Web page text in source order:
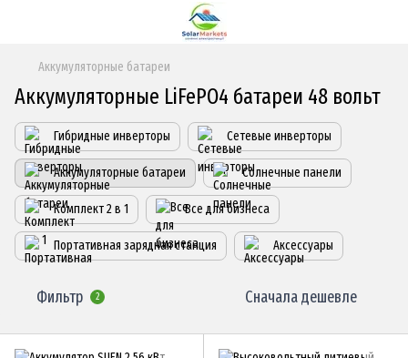
Аккумуляторные батареи
Аккумуляторные LiFePO4 батареи 48 вольт
Гибридные инверторы Сетевые инверторы
Аккумуляторные батареи Солнечные панели
Комплект 2 в 1 Все для бизнеса
Портативная зарядная станция Аксессуары
Фильтр 2 Сначала дешевле